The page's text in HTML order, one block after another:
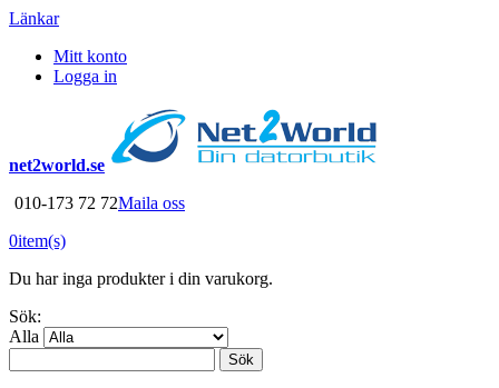
Länkar
Mitt konto
Logga in
net2world.se
010-173 72 72Maila oss
0item(s)
Du har inga produkter i din varukorg.
Sök:
Alla
Sök